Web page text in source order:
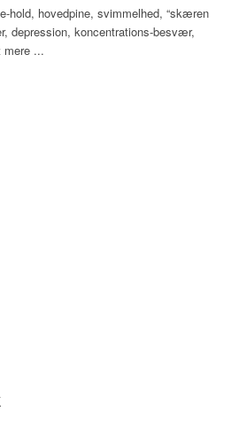
hold, hovedpine, svimmelhed, “skæren
depression, koncentrations-besvær,
mere ...